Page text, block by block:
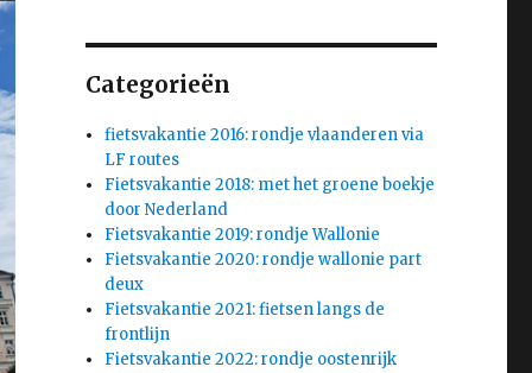
Categorieën
fietsvakantie 2016: rondje vlaanderen via
LF routes
Fietsvakantie 2018: met het groene boekje
door Nederland
Fietsvakantie 2019: rondje Wallonie
Fietsvakantie 2020: rondje wallonie part
deux
Fietsvakantie 2021: fietsen langs de
frontlijn
Fietsvakantie 2022: rondje oostenrijk